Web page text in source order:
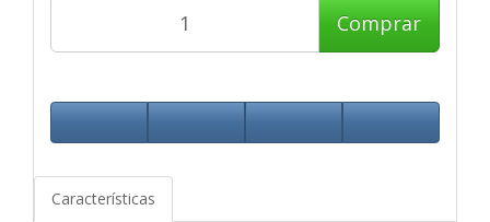
Comprar
Características